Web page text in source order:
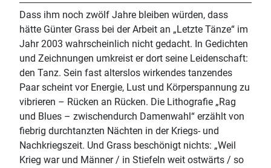
Dass ihm noch zwölf Jahre bleiben würden, dass
hätte Günter Grass bei der Arbeit an „Letzte Tänze“ im
Jahr 2003 wahrscheinlich nicht gedacht. In Gedichten
und Zeichnungen umkreist er dort seine Leidenschaft:
den Tanz. Sein fast alterslos wirkendes tanzendes
Paar scheint vor Energie, Lust und Körperspannung zu
vibrieren – Rücken an Rücken. Die Lithografie „Rag
und Blues – zwischendurch Damenwahl“ erzählt von
fiebrig durchtanzten Nächten in der Kriegs- und
Nachkriegszeit. Und Grass beschönigt nichts: „Weil
Krieg war und Männer / in Stiefeln weit ostwärts / so